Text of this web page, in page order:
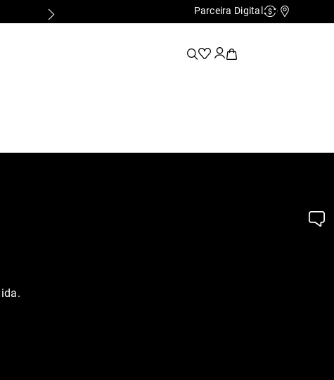
Parceira Digital Cashback